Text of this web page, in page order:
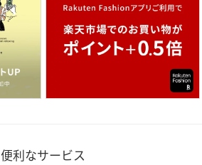
便利なサービス